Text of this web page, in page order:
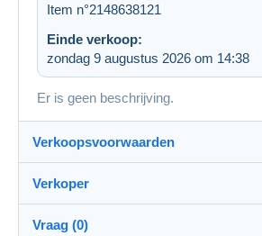
Item n°2148638121
Einde verkoop:
zondag 9 augustus 2026 om 14:38
Er is geen beschrijving.
Verkoopsvoorwaarden
Bestemming:
Zie de lijst van landen
Verkoper
Vraag (0)